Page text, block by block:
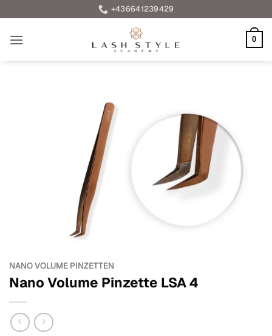
to
content
+436641239429
0
NANO VOLUME PINZETTEN
Nano Volume Pinzette LSA 4